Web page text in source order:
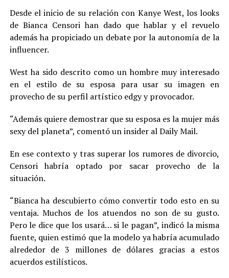
Desde el inicio de su relación con Kanye West, los looks
de Bianca Censori han dado que hablar y el revuelo
además ha propiciado un debate por la autonomía de la
influencer.
West ha sido descrito como un hombre muy interesado
en el estilo de su esposa para usar su imagen en
provecho de su perfil artístico edgy y provocador.
“Además quiere demostrar que su esposa es la mujer más
sexy del planeta”, comentó un insider al Daily Mail.
En ese contexto y tras superar los rumores de divorcio,
Censori habría optado por sacar provecho de la
situación.
“Bianca ha descubierto cómo convertir todo esto en su
ventaja. Muchos de los atuendos no son de su gusto.
Pero le dice que los usará… si le pagan”, indicó la misma
fuente, quien estimó que la modelo ya habría acumulado
alrededor de 3 millones de dólares gracias a estos
acuerdos estilísticos.